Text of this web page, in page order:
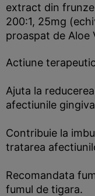
extract din
200:1, 25mg
proaspat de Aloe
Actiune
Ajuta la
afectiunile
Contribuie la
tratarea
Recomandata
fumul de tigara.